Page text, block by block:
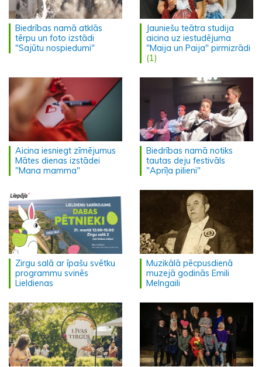
Biedrības namā atklās
tērpu un foto izstādi
"Sajūtu nospiedumi"
Jauniešu teātra studija
aicina uz iestudējuma
"Maija un Paija" pirmizrādi
(1)
Aicina iesniegt zīmējumus
Mātes dienas izstādei
"Mana mamma"
Biedrības namā notiks
tautas deju festivāls
"Aprīļa pilieni"
Zirgu salā ar īpašu svētku
programmu svinēs
Lieldienas
Muzikālā pēcpusdienā
muzejā godinās Emili
Melngaili